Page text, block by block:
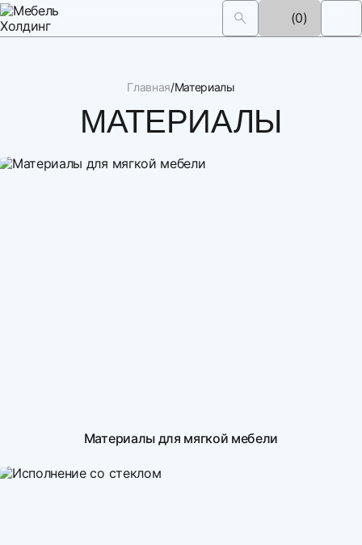
(0)
Главная Материалы
МАТЕРИАЛЫ
Материалы для мягкой мебели